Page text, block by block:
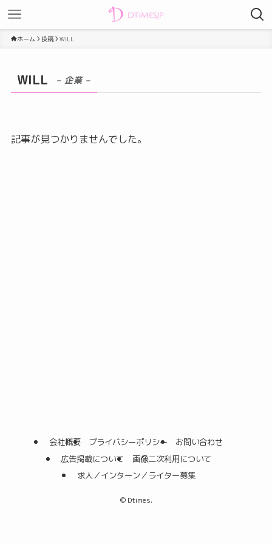
ホーム 投稿 WILL
WILL – 企業 –
記事が見つかりませんでした。
会社概要 プライバシーポリシー
お問い合わせ
広告掲載について
画像二次利用について
求人／インターン／ライター募集
©Dtimes.